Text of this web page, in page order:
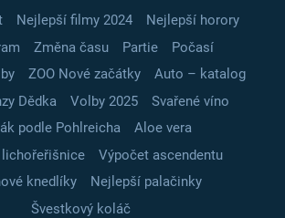
Nejlepší filmy 2024
Nejlepší horory
Změna času Partie
Počasí
ZOO Nové začátky
Auto – katalog
Dědka
Volby 2025
Svařené víno
podle Pohlreicha
Aloe vera
Výpočet ascendentu
knedlíky
Nejlepší palačinky
Švestkový koláč